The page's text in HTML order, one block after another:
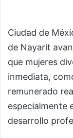
Ciudad de
de Nayarit
que mujeres
inmediata,
remunerado
especialmente
desarrollo